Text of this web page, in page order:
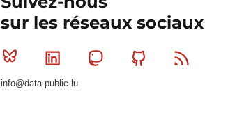
sur les réseaux sociaux
Bluesky Linkedin MastodonGithub
info@data.public.lu